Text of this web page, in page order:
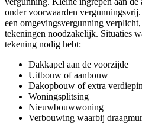
onder voorwaarden
een omgevingsvergunning
tekeningen noodzakelijk. Situaties
tekening nodig hebt:
Dakkapel aan de voorzijde
Uitbouw of aanbouw
Dakopbouw of extra
Woningsplitsing
Nieuwbouwwoning
Verbouwing waarbij